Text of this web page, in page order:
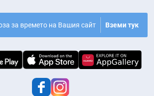
за времето на Вашия сайт Вземи тук